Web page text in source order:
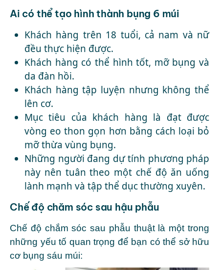
Ai có thể tạo hình thành bụng 6 múi
Khách hàng trên 18 tuổi, cả nam và nữ
đều thực hiện được.
Khách hàng có thể hình tốt, mỡ bụng và
da đàn hồi.
Khách hàng tập luyện nhưng không thể
lên cơ.
Mục tiêu của khách hàng là đạt được
vòng eo thon gọn hơn bằng cách loại bỏ
mỡ thừa vùng bụng.
Những người đang dự tính phương pháp
này nên tuân theo một chế độ ăn uống
lành mạnh và tập thể dục thường xuyên.
Chế độ chăm sóc sau hậu phẫu
Chế độ chắm sóc sau phẫu thuật là một trong
những yếu tố quan trọng để bạn có thể sở hữu
cơ bụng sáu múi: